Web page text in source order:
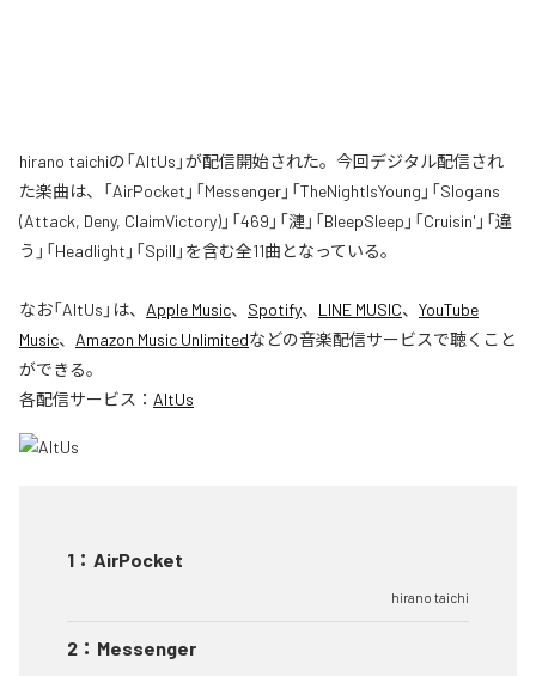
hirano taichiの「AltUs」が配信開始された。今回デジタル配信され
た楽曲は、「AirPocket」「Messenger」「TheNightIsYoung」「Slogans
(Attack, Deny, ClaimVictory)」「469」「漣」「BleepSleep」「Cruisin'」「違
う」「Headlight」「Spill」を含む全11曲となっている。
なお「AltUs 」は、 Apple Music、 Spotify、 LINE MUSIC、 YouTube
Music、 Amazon Music Unlimitedなどの音楽配信サービスで聴くこと
ができる。
各配信サービス： AltUs
1 ： AirPocket
hirano taichi
2 ： Messenger